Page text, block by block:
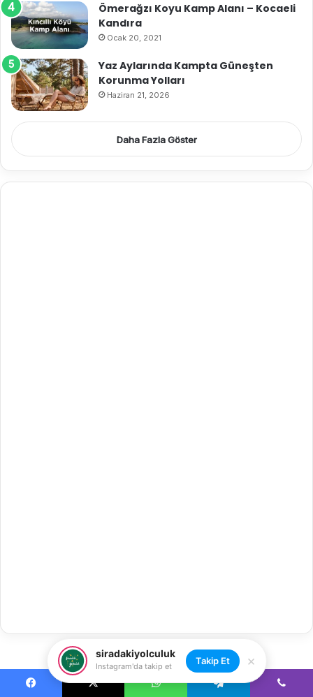
Ömerağzı Koyu Kamp Alanı – Kocaeli
Kandıra
Ocak 20, 2021
Yaz Aylarında Kampta Güneşten
Korunma Yolları
Haziran 21, 2026
Daha Fazla Göster
siradakiyolculuk
Instagram'da takip et Takip Et ×